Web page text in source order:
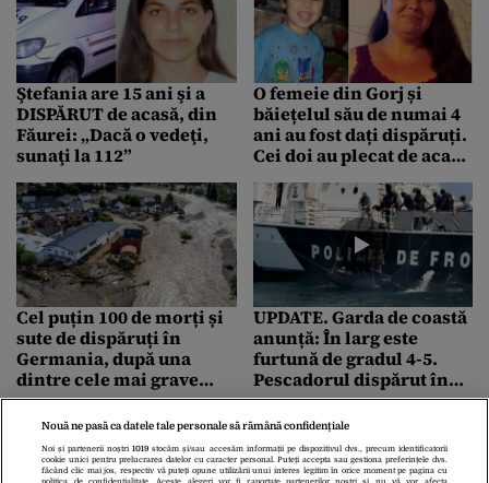
Ştefania are 15 ani şi a
DISPĂRUT de acasă, din
Făurei: „Dacă o vedeţi,
sunaţi la 112”
O femeie din Gorj și
băiețelul său de numai 4
ani au fost dați dispăruți.
Cei doi au plecat de acasă
Cel puțin 100 de morți și
sute de dispăruți în
Germania, după una
dintre cele mai grave
inundații din ultimele
decenii
UPDATE. Garda de coastă
anunță: În larg este
furtună de gradul 4-5.
Pescadorul dispărut în
Marea Neagră nu a fost
găsit. Căutările au fost
reluate – VIDEO
Nouă ne pasă ca datele tale personale să rămână confidențiale
Noi și partenerii noștri1019 stocăm și/sau accesăm informații pe dispozitivul dvs., precum identificatorii
cookie unici pentru prelucrarea datelor cu caracter personal. Puteți accepta sau gestiona preferințele dvs.
făcând clic mai jos, respectiv vă puteți opune utilizării unui interes legitim în orice moment pe pagina cu